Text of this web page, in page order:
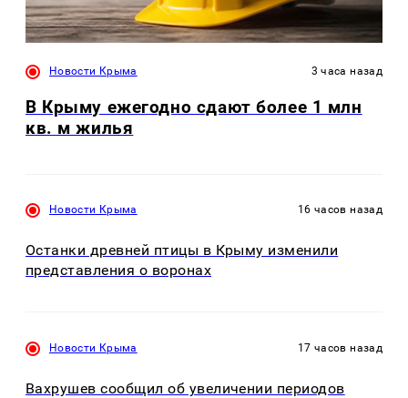
Новости Крыма 3 часа назад
В Крыму ежегодно сдают более 1 млн
кв. м жилья
Новости Крыма 16 часов назад
Останки древней птицы в Крыму изменили
представления о воронах
Новости Крыма 17 часов назад
Вахрушев сообщил об увеличении периодов